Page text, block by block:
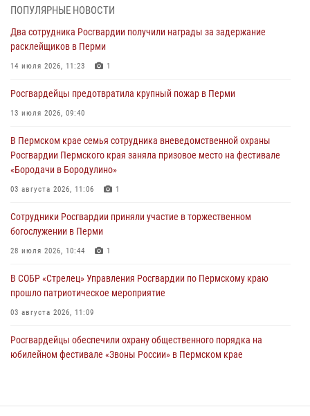
юных спортсменов
03 августа 2026, 10:59
30 июля 2026, 05:19
богослужении в Перми
28 июля 2026, 10:44
Росгвардейцы оказали силовую поддержку при задержании
28 июля 2026, 06:15
ПОПУЛЯРНЫЕ НОВОСТИ
Два сотрудника Росгвардии получили награды за задержание
расклейщиков в Перми
14 июля 2026, 11:23 1
Росгвардейцы предотвратила крупный пожар в Перми
13 июля 2026, 09:40
В Пермском крае семья сотрудника вневедомственной охраны
Росгвардии Пермского края заняла призовое место на фестивале
«Бородачи в Бородулино»
03 августа 2026, 11:06 1
Сотрудники Росгвардии приняли участие в торжественном
богослужении в Перми
28 июля 2026, 10:44 1
В СОБР «Стрелец» Управления Росгвардии по Пермскому краю
прошло патриотическое мероприятие
03 августа 2026, 11:09
Росгвардейцы обеспечили охрану общественного порядка на
юбилейном фестивале «Звоны России» в Пермском крае